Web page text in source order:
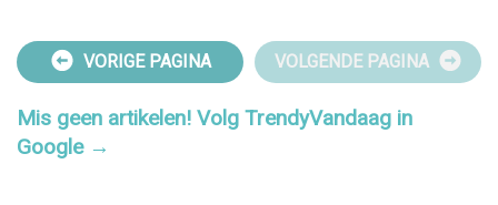
VORIGE PAGINA VOLGENDE PAGINA
Mis geen artikelen! Volg TrendyVandaag in
Google →